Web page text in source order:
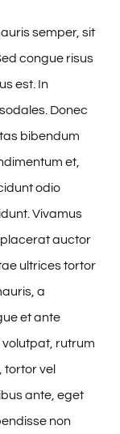
semper, sit
congue risus
est. In
Donec
bibendum
et,
odio
Vivamus
placerat auctor
ultrices tortor
a
et ante
rutrum
tortor vel
ante, eget
non